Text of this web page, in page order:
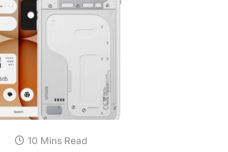
10 Mins Read